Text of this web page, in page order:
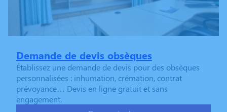
Demande de devis obsèques
Établissez une demande de devis pour des obsèques
personnalisées : inhumation, crémation, contrat
prévoyance… Devis en ligne gratuit et sans
engagement.